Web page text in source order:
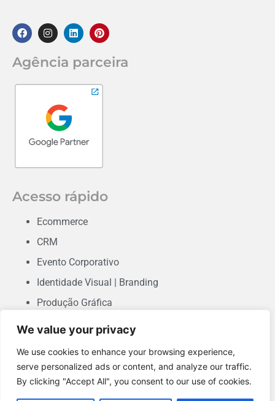
We value your privacy
We use cookies to enhance your browsing experience,
serve personalized ads or content, and analyze our traffic.
By clicking "Accept All", you consent to our use of cookies.
Agência parceira
Acesso rápido
Ecommerce
CRM
Evento Corporativo
Identidade Visual | Branding
Produção Gráfica
Consultoria em Marketing
Performance
Conteúdo Orgânico